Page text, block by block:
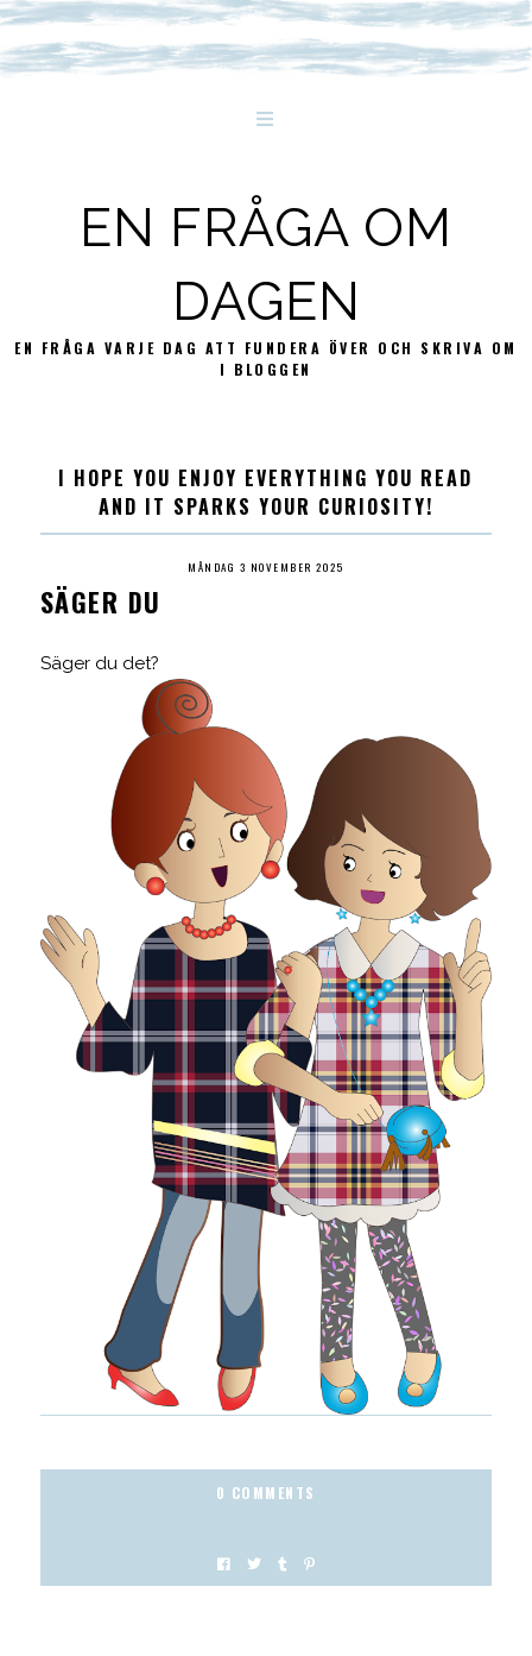
EN FRÅGA OM
DAGEN
EN FRÅGA VARJE DAG ATT FUNDERA ÖVER OCH SKRIVA OM
I BLOGGEN
I HOPE YOU ENJOY EVERYTHING YOU READ
AND IT SPARKS YOUR CURIOSITY!
MÅNDAG 3 NOVEMBER 2025
SÄGER DU
Säger du det?
0 COMMENTS